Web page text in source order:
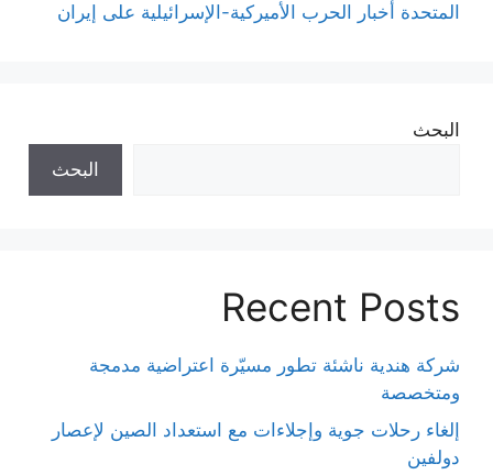
المتحدة أخبار الحرب الأميركية-الإسرائيلية على إيران
البحث
البحث
Recent Posts
شركة هندية ناشئة تطور مسيّرة اعتراضية مدمجة
ومتخصصة
إلغاء رحلات جوية وإجلاءات مع استعداد الصين لإعصار
دولفين